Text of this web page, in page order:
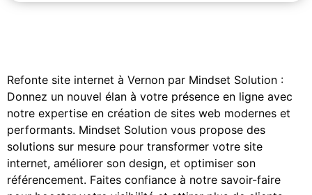
Refonte site internet à Vernon par Mindset Solution :
Donnez un nouvel élan à votre présence en ligne avec
notre expertise en création de sites web modernes et
performants. Mindset Solution vous propose des
solutions sur mesure pour transformer votre site
internet, améliorer son design, et optimiser son
référencement. Faites confiance à notre savoir-faire